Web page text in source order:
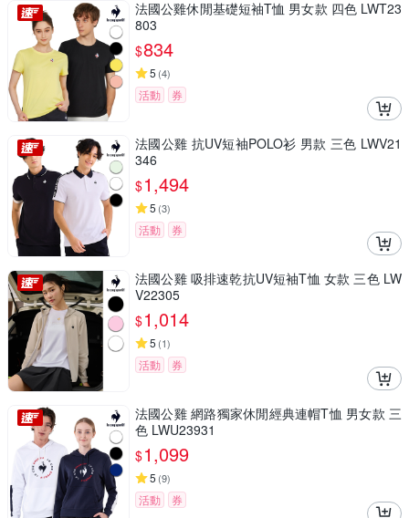
法國公雞休閒基礎短袖T恤 男女款 四色 LWT23
803
$834
5 (4)
活動 券
法國公雞 抗UV短袖POLO衫 男款 三色 LWV21
346
$1,494
5 (3)
活動 券
法國公雞 吸排速乾抗UV短袖T恤 女款 三色 LW
V22305
$1,014
5 (1)
活動 券
法國公雞 網路獨家休閒經典連帽T恤 男女款 三
色 LWU23931
$1,099
5 (9)
活動 券